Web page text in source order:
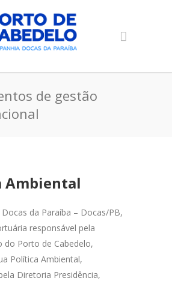
de gestão
Ambiental
da Paraíba – Docas/PB,
responsável pela
do Porto de Cabedelo,
Política Ambiental,
Diretoria Presidência,